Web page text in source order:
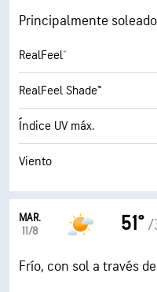
Principalmente
RealFeel®
RealFeel Shade™
Índice UV máx.
Viento
MAR.
11/8
51° /
Frío, con sol a través